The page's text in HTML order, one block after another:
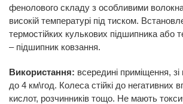
фенолового складу з особливими
високій температурі під тиском.
термостійких кулькових підшипника або
– підшипник ковзання.
Використання: всередині приміщення,
до 4 км\год. Колеса стійкі до негативних
кислот, розчинників тощо. Не мають